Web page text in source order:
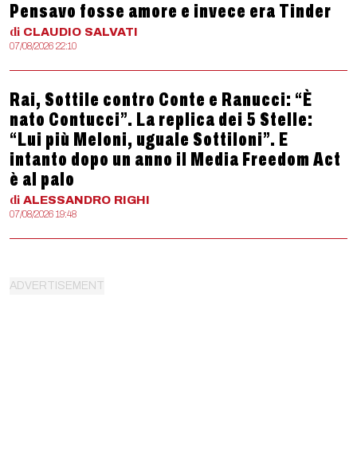
Pensavo fosse amore e invece era Tinder
di CLAUDIO SALVATI
07/08/2026 22:10
Rai, Sottile contro Conte e Ranucci: “È
nato Contucci”. La replica dei 5 Stelle:
“Lui più Meloni, uguale Sottiloni”. E
intanto dopo un anno il Media Freedom Act
è al palo
di ALESSANDRO RIGHI
07/08/2026 19:48